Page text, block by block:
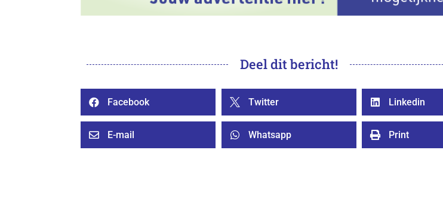
Deel dit bericht!
 Facebook  Twitter  Linkedin
 E-mail  Whatsapp  Print